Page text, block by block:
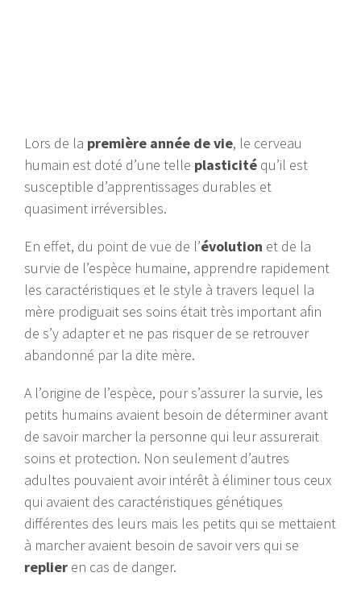
Lors de la première année de vie, le cerveau
humain est doté d’une telle plasticité qu’il est
susceptible d’apprentissages durables et
quasiment irréversibles.
En effet, du point de vue de l’évolution et de la
survie de l’espèce humaine, apprendre rapidement
les caractéristiques et le style à travers lequel la
mère prodiguait ses soins était très important afin
de s’y adapter et ne pas risquer de se retrouver
abandonné par la dite mère.
A l’origine de l’espèce, pour s’assurer la survie, les
petits humains avaient besoin de déterminer avant
de savoir marcher la personne qui leur assurerait
soins et protection. Non seulement d’autres
adultes pouvaient avoir intérêt à éliminer tous ceux
qui avaient des caractéristiques génétiques
différentes des leurs mais les petits qui se mettaient
à marcher avaient besoin de savoir vers qui se
replier en cas de danger.